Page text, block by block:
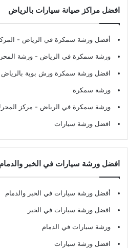
افضل مراكز صيانة سيارات بالرياض
أفضل ورشة سمكرة في الرياض -
ورشة سمكرة في الرياض - ورشة
افضل ورشة سمكرة ورش بوية بالرياض
ورشة سمكرة
ورشة سمكرة في الرياض - مركز
افضل ورشة سيارات
افضل ورشة سيارات في الخبر
أفضل ورشة سيارات في الخبر والدمام
افضل ورشة سيارات في الخبر
ورشة سيارات في الدمام
افضل ورشة سيارات